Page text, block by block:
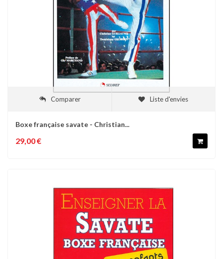
Comparer Liste d'envies
Boxe française savate - Christian...
29,00 €